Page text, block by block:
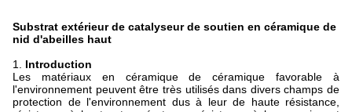
Substrat extérieur de catalyseur de soutien en céramique de
nid d'abeilles haut
1. Introduction
Les matériaux en céramique de céramique favorable à
l'environnement peuvent être très utilisés dans divers champs de
protection de l'environnement dus à leur de haute résistance,